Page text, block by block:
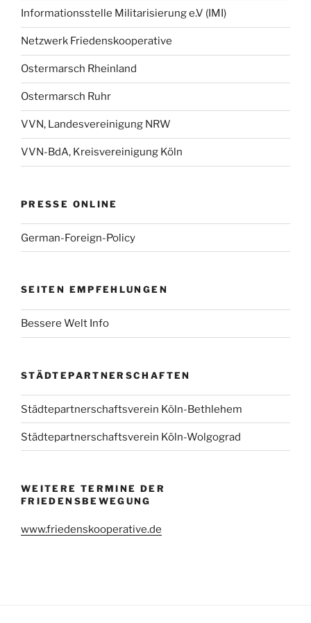
Informationsstelle Militarisierung e.V (IMI)
Netzwerk Friedenskooperative
Ostermarsch Rheinland
Ostermarsch Ruhr
VVN, Landesvereinigung NRW
VVN-BdA, Kreisvereinigung Köln
PRESSE ONLINE
German-Foreign-Policy
SEITEN EMPFEHLUNGEN
Bessere Welt Info
STÄDTEPARTNERSCHAFTEN
Städtepartnerschaftsverein Köln-Bethlehem
Städtepartnerschaftsverein Köln-Wolgograd
WEITERE TERMINE DER
FRIEDENSBEWEGUNG
www.friedenskooperative.de